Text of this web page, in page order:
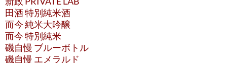
田酒 特別純米酒
而今 純米大吟醸
而今 特別純米
磯自慢 ブルーボトル
磯自慢 エメラルド